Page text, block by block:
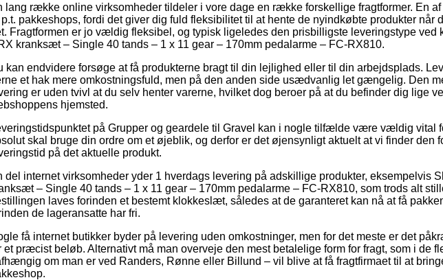
lang række online virksomheder tildeler i vore dage en række forskellige fragtformer. En
pakkeshops, fordi det giver dig fuld fleksibilitet til at hente de nyindkøbte produkter når
Fragtformen er jo vældig fleksibel, og typisk ligeledes den prisbilligste leveringstype ved
kranksæt – Single 40 tands – 1 x 11 gear – 170mm pedalarme – FC-RX810.
kan endvidere forsøge at få produkterne bragt til din lejlighed eller til din arbejdsplads.
et hak mere omkostningsfuld, men på den anden side usædvanlig let gængelig. Den
er uden tvivl at du selv henter varerne, hvilket dog beroer på at du befinder dig lige
hjemsted.
på Grupper og geardele til Gravel kan i nogle tilfælde være vældig vital
skal bruge din ordre om et øjeblik, og derfor er det øjensynligt aktuelt at vi finder den
på det aktuelle produkt.
del internet virksomheder yder 1 hverdags levering på adskillige produkter, eksempelvis
– Single 40 tands – 1 x 11 gear – 170mm pedalarme – FC-RX810, som trods alt
laves forinden et bestemt klokkeslæt, således at de garanteret kan nå at få
de lageransatte har fri.
få internet butikker byder på levering uden omkostninger, men for det meste er det
et præcist beløb. Alternativt må man overveje den mest betalelige form for fragt, som i de
om man er ved Randers, Rønne eller Billund – vil blive at få fragtfirmaet til at